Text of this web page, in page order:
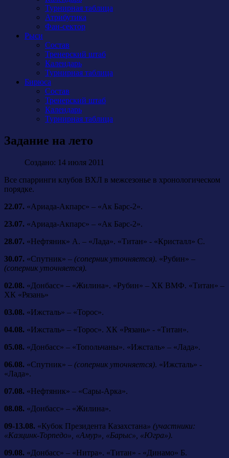
Турнирная таблица
Атрибутика
Фан-сектор
Рыси
Состав
Тренерский штаб
Календарь
Турнирная таблица
Бирюса
Состав
Тренерский штаб
Календарь
Турнирная таблица
Задание на лето
Создано: 14 июля 2011
Все спарринги клубов ВХЛ в межсезонье в хронологическом
порядке.
22.07. «Ариада-Акпарс» – «Ак Барс-2».
23.07. «Ариада-Акпарс» – «Ак Барс-2».
28.07. «Нефтяник» А. – «Лада». «Титан» - «Кристалл» С.
30.07. «Спутник» – (соперник уточняется). «Рубин» –
(соперник уточняется).
02.08. «Донбасс» – «Жилина». «Рубин» – ХК ВМФ. «Титан» –
ХК «Рязань»
03.08. «Ижсталь» – «Торос».
04.08. «Ижсталь» – «Торос». ХК «Рязань» - «Титан».
05.08. «Донбасс» – «Топольчаны». «Ижсталь» – «Лада».
06.08. «Спутник» – (соперник уточняется). «Ижсталь» -
«Лада».
07.08. «Нефтяник» – «Сары-Арка».
08.08. «Донбасс» – «Жилина».
09-13.08. «Кубок Президента Казахстана» (участники:
«Казцинк-Торпедо», «Амур», «Барыс», «Югра»).
09.08. «Донбасс» – «Нитра». «Титан» - «Динамо» Б.